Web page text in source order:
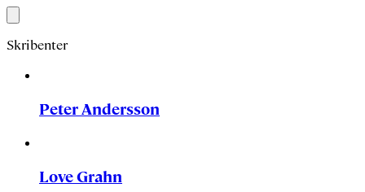
Skribenter
Peter Andersson
Love Grahn